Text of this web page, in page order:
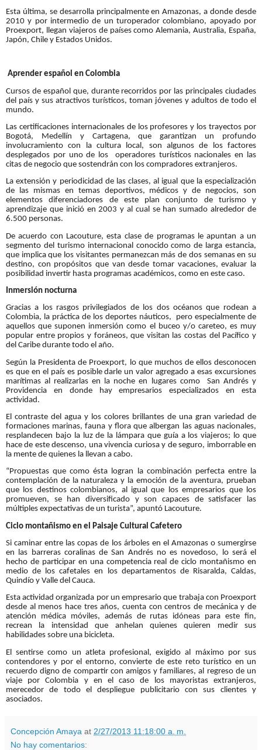
Esta última, se desarrolla principalmente en Amazonas, a donde desde
2010 y por intermedio de un turoperador colombiano, apoyado por
Proexport, llegan viajeros de países como Alemania, Australia, España,
Japón, Chile y Estados Unidos.
Aprender español en Colombia
Cursos de español que, durante recorridos por las principales ciudades
del país y sus atractivos turísticos, toman jóvenes y adultos de todo el
mundo.
Las certificaciones internacionales de los profesores y los trayectos por
Bogotá, Medellín y Cartagena, que garantizan un profundo
involucramiento con la cultura local, son algunos de los factores
desplegados por uno de los operadores turísticos nacionales en las
citas de negocio que sostendrán con los compradores extranjeros.
La extensión y periodicidad de las clases, al igual que la especialización
de las mismas en temas deportivos, médicos y de negocios, son
elementos diferenciadores de este plan conjunto de turismo y
aprendizaje que inició en 2003 y al cual se han sumado alrededor de
6.500 personas.
De acuerdo con Lacouture, esta clase de programas le apuntan a un
segmento del turismo internacional conocido como de larga estancia,
que implica que los visitantes permanezcan más de dos semanas en su
destino, con propósitos que van desde tomar vacaciones, evaluar la
posibilidad invertir hasta programas académicos, como en este caso.
Inmersión nocturna
Gracias a los rasgos privilegiados de los dos océanos que rodean a
Colombia, la práctica de los deportes náuticos, pero especialmente de
aquellos que suponen inmersión como el buceo y/o careteo, es muy
popular entre propios y foráneos, que visitan las costas del Pacífico y
del Caribe durante todo el año.
Según la Presidenta de Proexport, lo que muchos de ellos desconocen
es que en el país es posible darle un valor agregado a esas excursiones
marítimas al realizarlas en la noche en lugares como San Andrés y
Providencia en donde hay empresarios especializados en esta
actividad.
El contraste del agua y los colores brillantes de una gran variedad de
formaciones marinas, fauna y flora que albergan las aguas nacionales,
resplandecen bajo la luz de la lámpara que guía a los viajeros; lo que
hace de este descenso, una vivencia curiosa y de seguro, imborrable en
la mente de quienes la llevan a cabo.
“Propuestas que como ésta logran la combinación perfecta entre la
contemplación de la naturaleza y la emoción de la aventura, prueban
que los destinos colombianos, al igual que los empresarios que los
promueven, se han diversificado y son capaces de satisfacer las
múltiples expectativas de un turista”, apuntó Lacouture.
Ciclo montañismo en el Paisaje Cultural Cafetero
Si caminar entre las copas de los árboles en el Amazonas o sumergirse
en las barreras coralinas de San Andrés no es novedoso, lo será el
hecho de participar en una competencia real de ciclo montañismo en
medio de los cafetales en los departamentos de Risaralda, Caldas,
Quindío y Valle del Cauca.
Esta actividad organizada por un empresario que trabaja con Proexport
desde al menos hace tres años, cuenta con centros de mecánica y de
atención médica móviles, además de rutas idóneas para este fin,
recrean la intensidad que anhelan quienes quieren medir sus
habilidades sobre una bicicleta.
El sentirse como un atleta profesional, exigido al máximo por sus
contendores y por el entorno, convierte de este reto turístico en un
recuerdo digno de compartir con amigos y familiares, al regreso de un
viaje por Colombia y en el caso de los mayoristas extranjeros,
merecedor de todo el despliegue publicitario con sus clientes y
asociados.
Concepción Amaya at 2/27/2013 11:18:00 a. m.
No hay comentarios: